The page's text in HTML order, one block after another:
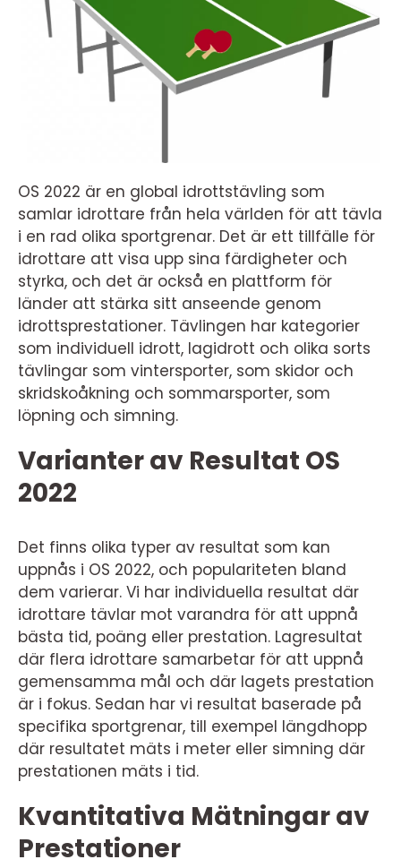
OS 2022 är en global idrottstävling som
samlar idrottare från hela världen för att tävla
i en rad olika sportgrenar. Det är ett tillfälle för
idrottare att visa upp sina färdigheter och
styrka, och det är också en plattform för
länder att stärka sitt anseende genom
idrottsprestationer. Tävlingen har kategorier
som individuell idrott, lagidrott och olika sorts
tävlingar som vintersporter, som skidor och
skridskoåkning och sommarsporter, som
löpning och simning.
Varianter av Resultat OS
2022
Det finns olika typer av resultat som kan
uppnås i OS 2022, och populariteten bland
dem varierar. Vi har individuella resultat där
idrottare tävlar mot varandra för att uppnå
bästa tid, poäng eller prestation. Lagresultat
där flera idrottare samarbetar för att uppnå
gemensamma mål och där lagets prestation
är i fokus. Sedan har vi resultat baserade på
specifika sportgrenar, till exempel längdhopp
där resultatet mäts i meter eller simning där
prestationen mäts i tid.
Kvantitativa Mätningar av
Prestationer